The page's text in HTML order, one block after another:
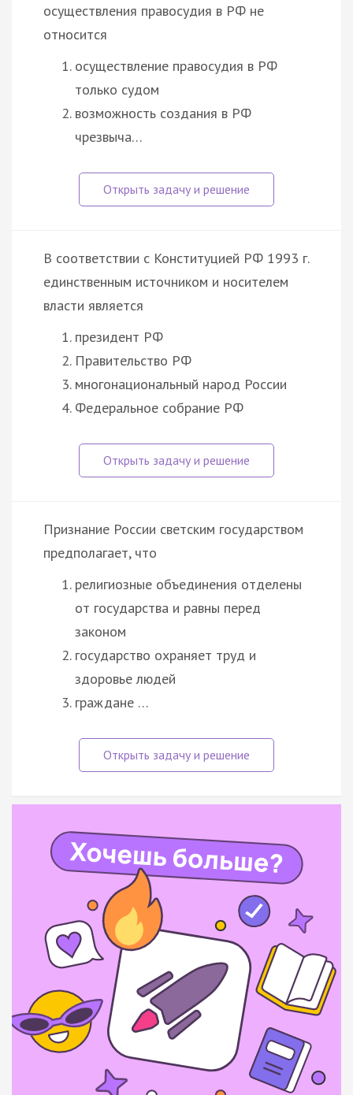
осуществления правосудия в РФ не
относится
осуществление правосудия в РФ
только судом
возможность создания в РФ
чрезвыча…
В соответствии с Конституцией РФ 1993 г.
единственным источником и носителем
власти является
президент РФ
Правительство РФ
многонациональный народ России
Федеральное собрание РФ
Признание России светским государством
предполагает, что
религиозные объединения отделены
от государства и равны перед
законом
государство охраняет труд и
здоровье людей
граждане …